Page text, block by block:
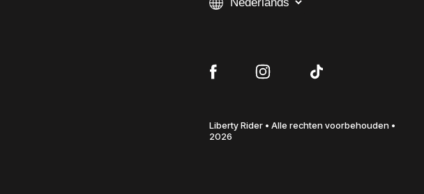
Liberty Rider • Alle rechten voorbehouden •
2026